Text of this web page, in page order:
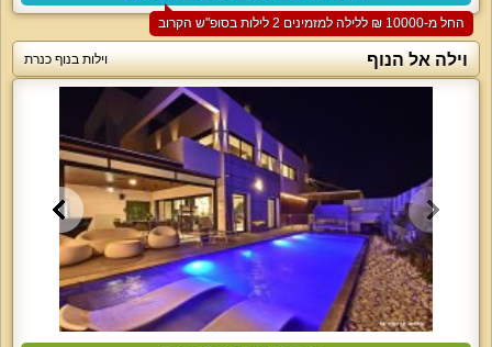
החל מ-‏10000 ₪ ללילה למזמינים 2 לילות בסופ"ש הקרוב
וילה אל הנוף וילות בנוף כנרת